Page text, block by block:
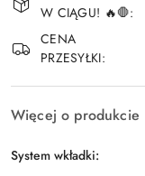
dostawa
W CIĄGU! 🔥🛑:
CENA
PRZESYŁKI:
Więcej o produkcie
System wkładki: